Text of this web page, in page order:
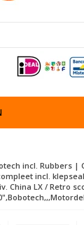
incl. Rubbers |
incl.
China LX / Retro